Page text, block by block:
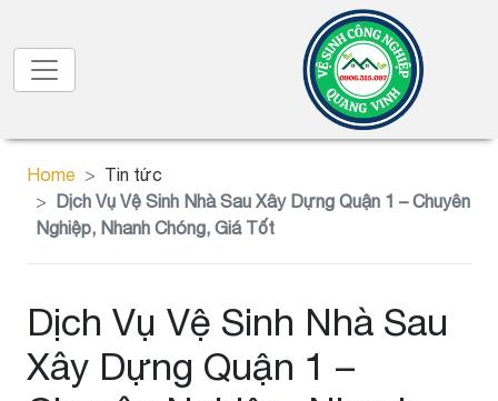
Home
Tin tức
Dịch Vụ Vệ Sinh Nhà Sau Xây Dựng Quận 1 – Chuyên
Nghiệp, Nhanh Chóng, Giá Tốt
Dịch Vụ Vệ Sinh Nhà Sau
Xây Dựng Quận 1 –